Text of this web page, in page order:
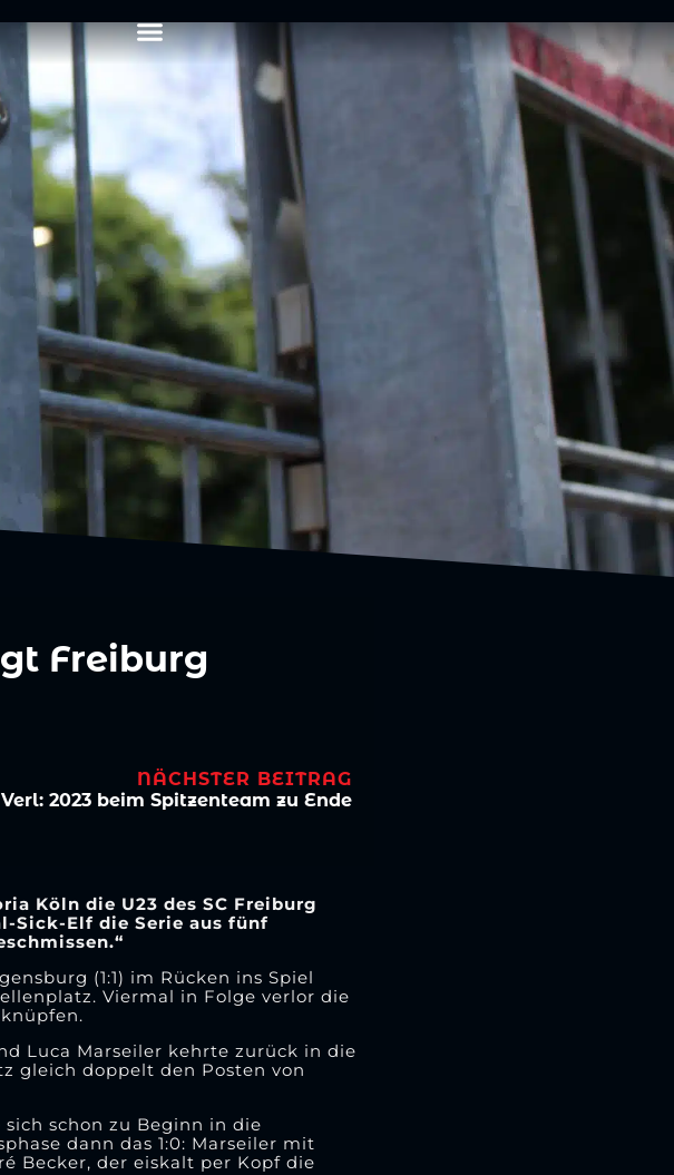
Freiburg
NÄCHSTER BEITRAG
2023 beim Spitzenteam zu Ende
Köln die U23 des SC Freiburg
Sick-Elf die Serie aus fünf
(1:1) im Rücken ins Spiel
Viermal in Folge verlor die
Luca Marseiler kehrte zurück in die
gleich doppelt den Posten von
schon zu Beginn in die
dann das 1:0: Marseiler mit
Becker, der eiskalt per Kopf die